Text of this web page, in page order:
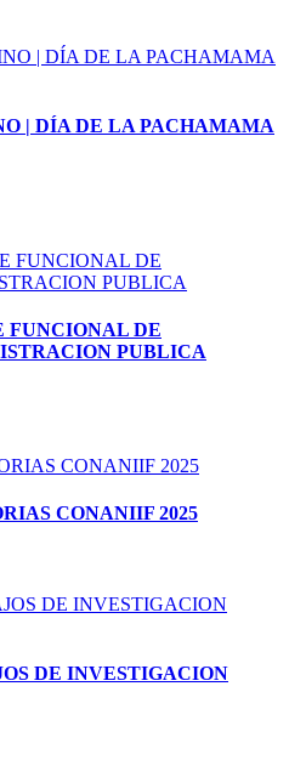
| DÍA DE LA PACHAMAMA
FUNCIONAL DE
PUBLICA
CONANIIF 2025
DE INVESTIGACION